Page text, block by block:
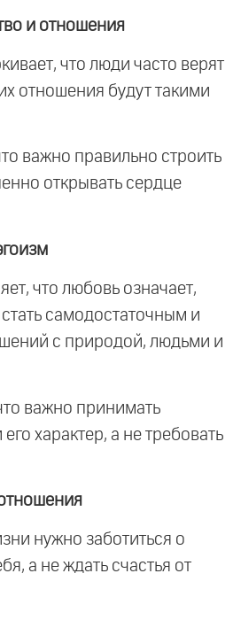
и отношения
что люди часто верят
отношения будут такими
важно правильно строить
открывать сердце
что любовь означает,
самодостаточным и
с природой, людьми и
важно принимать
характер, а не требовать
нужно заботиться о
а не ждать счастья от